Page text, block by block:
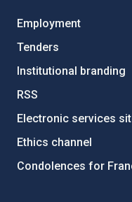
Employment
Tenders
Institutional branding
RSS
Electronic services
Ethics channel
Condolences for